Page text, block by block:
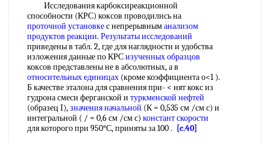
Исследования карбоксиреакционной
способности (КРС) коксов проводились на
проточной установкес непрерывныманализом
продуктов реакции. Результаты исследований
приведены в табл. 2, где для наглядности и удобства
изложения данные по КРСизученных образцов
коксов представлены не в абсолютных, а в
относительных единицах (кроме коэффициента о<1 ).
Б качестве эталона для сравнения при- < нят кокс из
гудрона смеси ферганской и туркменской нефтей
(образец I),значения начальной (К = 0,535 см /см с) и
интегральной ( / = 0,6 см /см с) констант скорости
для которого при 950°С, приняты за 100 .
[c.40]